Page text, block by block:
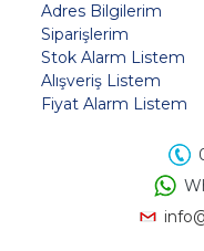
Adres Bilgilerim
Siparişlerim
Stok Alarm Listem
Alışveriş Listem
Fiyat Alarm Listem